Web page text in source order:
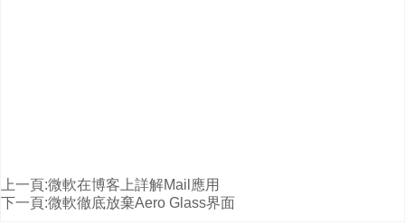
上一頁:微軟在博客上詳解Mail應用
下一頁:微軟徹底放棄Aero Glass界面